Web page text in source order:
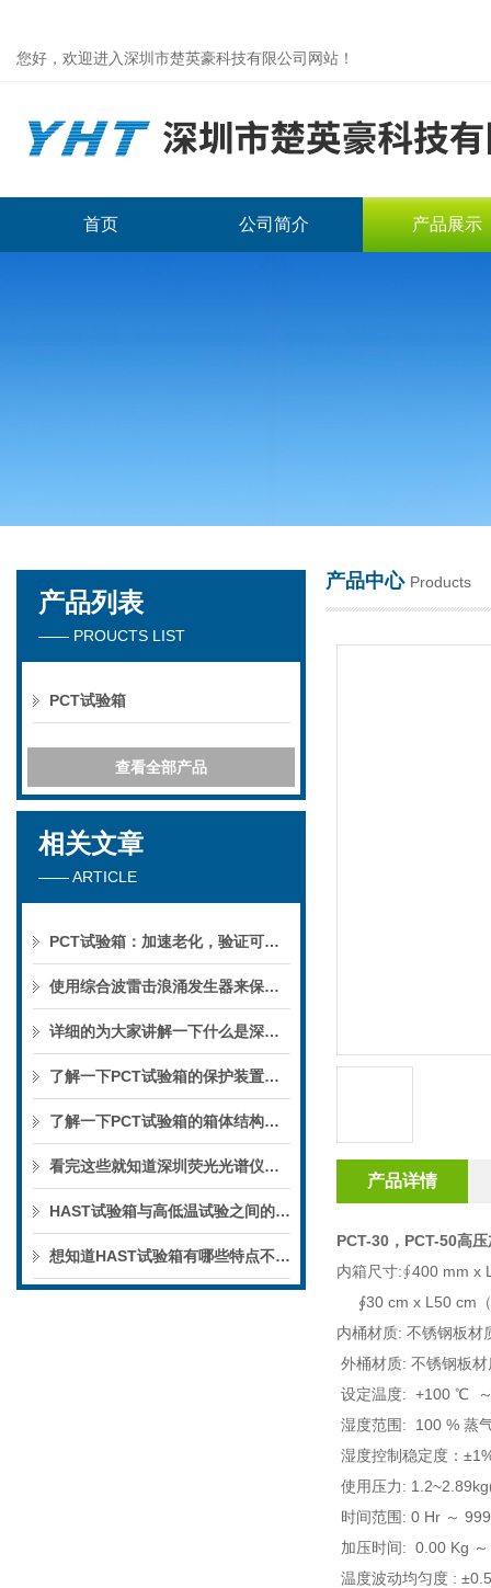
您好，欢迎进入深圳市楚英豪科技有限公司网站！
深圳市楚英豪科技有限公司
首页 公司简介 产品展示
产品列表
—— PROUCTS LIST
PCT试验箱
查看全部产品
相关文章
—— ARTICLE
PCT试验箱：加速老化，验证可靠性
使用综合波雷击浪涌发生器来保证设备的正常运行和长期稳定性
详细的为大家讲解一下什么是深圳荧光光谱仪
了解一下PCT试验箱的保护装置及技术优势
了解一下PCT试验箱的箱体结构及特点
看完这些就知道深圳荧光光谱仪能在哪些领域得到应用了
HAST试验箱与高低温试验之间的区别看完你就懂了
想知道HAST试验箱有哪些特点不如来看看这些
产品中心 Products
产品详情
PCT-30，PCT-50高
内箱尺寸:∮400 mm x
∮30 cm x L50 cm （
内桶材质: 不锈钢板材
外桶材质: 不锈钢板材
设定温度: +100 ℃
湿度范围: 100 % 蒸
湿度控制稳定度：±
使用压力:
时间范围: 0 Hr ～
加压时间: 0.00 Kg ～
温度波动均匀度 : ±0.5